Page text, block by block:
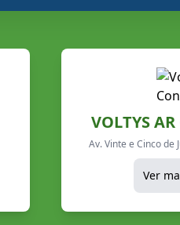
VOLTYS
Av. Vinte e Cinco de
Ver